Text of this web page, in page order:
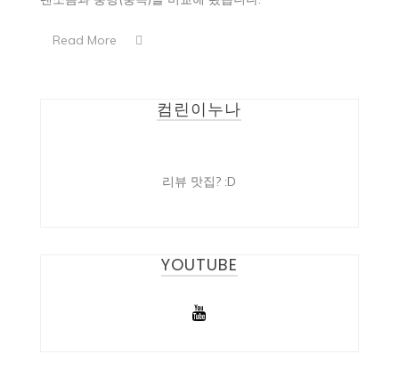
Read More
컴린이누나
리뷰 맛집? :D
YOUTUBE